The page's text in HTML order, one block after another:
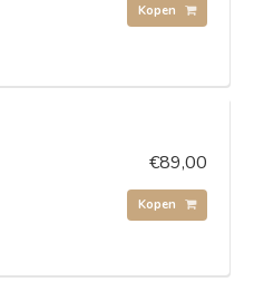
Kopen
€89,00
Kopen